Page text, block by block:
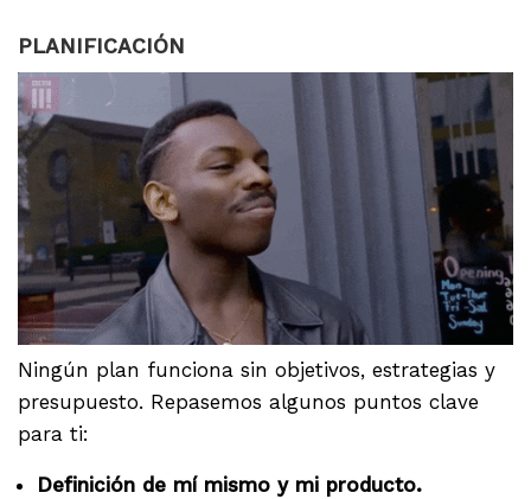
PLANIFICACIÓN
Ningún plan funciona sin objetivos, estrategias y
presupuesto. Repasemos algunos puntos clave
para ti:
Definición de mí mismo y mi producto.